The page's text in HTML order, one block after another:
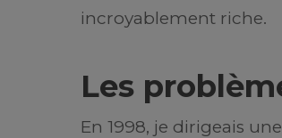
incroyablement riche.
Les
En 1998, je dirigeais